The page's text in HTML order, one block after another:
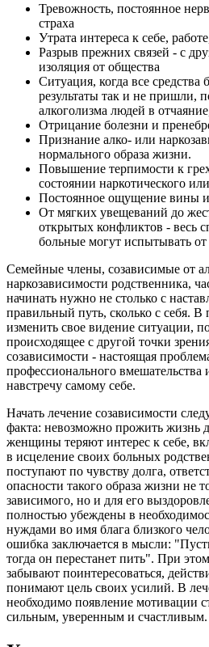
Тревожность, постоянное
страха
Утрата интереса к себе,
Разрыв прежних связей - с
изоляция от общества
Ситуация, когда все
результаты так и не пришли,
алкоголизма людей в
Отрицание болезни и
Признание алко- или
нормального образа жизни.
Повышение терпимости к
состоянии наркотического
Постоянное ощущение вины и
От мягких увещеваний до
открытых конфликтов - весь
больные могут испытывать
Семейные члены, созависимые от
наркозависимости родственника,
начинать нужно не столько с
правильный путь, сколько с себя. В
изменить свое видение ситуации,
происходящее с другой точки
созависимости - настоящая
профессионального
навстречу самому себе.
Начать лечение созависимости
факта: невозможно прожить жизнь
женщины теряют интерес к себе,
в исцеление своих больных
поступают по чувству долга,
опасности такого образа жизни не
зависимого, но и для его
полностью убеждены в
нуждами во имя блага близкого
ошибка заключается в мысли:
тогда он перестанет пить". При
забывают поинтересоваться,
понимают цель своих усилий. В
необходимо появление мотивации
сильным, уверенным и счастливым.